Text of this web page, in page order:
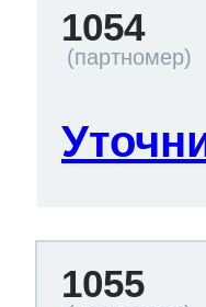
1054
1055